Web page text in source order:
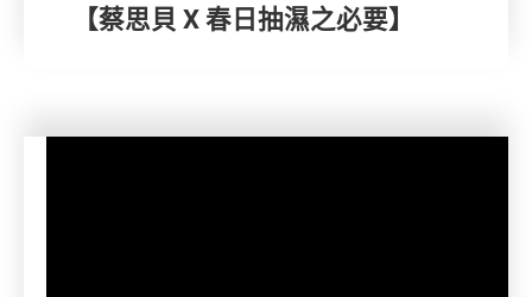
【蔡思貝 X 春日抽濕之必要】